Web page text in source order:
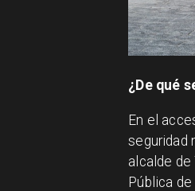
¿De qué
En el
seguridad
alcalde de
Pública